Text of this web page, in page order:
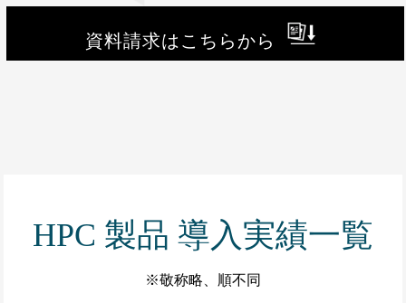
資料請求はこちらから
HPC 製品 導入実績一覧
※敬称略、順不同